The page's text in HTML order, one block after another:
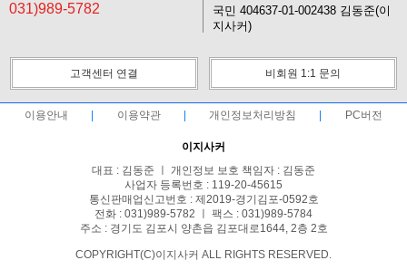
031)989-5782
국민 404637-01-002438 김동준(이
지사커)
고객센터 연결 비회원 1:1 문의
이용안내 이용약관 개인정보처리방침 PC버전
이지사커
대표 : 김동준 ㅣ 개인정보 보호 책임자 : 김동준
사업자 등록번호 : 119-20-45615
통신판매업신고번호 : 제2019-경기김포-0592호
전화 : 031)989-5782 ㅣ 팩스 : 031)989-5784
주소 : 경기도 김포시 양촌읍 김포대로1644, 2층 2호
COPYRIGHT(C)이지사커 ALL RIGHTS RESERVED.